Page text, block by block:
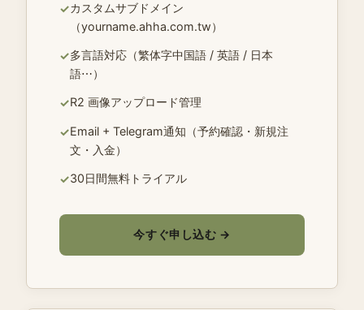
✓カスタムサブドメイン
（yourname.ahha.com.tw）
✓多言語対応（繁体字中国語 / 英語 / 日本
語⋯）
✓R2 画像アップロード管理
✓Email + Telegram通知（予約確認・新規注
文・入金）
✓30日間無料トライアル
今すぐ申し込む →